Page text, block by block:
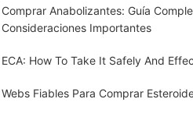
Comprar Anabolizantes: Guía
Consideraciones Importantes
ECA: How To Take It Safely And
Webs Fiables Para Comprar